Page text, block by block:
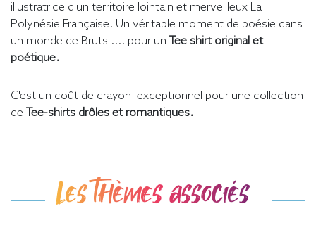
illustratrice d'un territoire lointain et merveilleux La
Polynésie Française. Un véritable moment de poésie dans
un monde de Bruts .... pour un Tee shirt original et
poétique.
C'est un coût de crayon exceptionnel pour une collection
de Tee-shirts drôles et romantiques.
Les thèmes associés